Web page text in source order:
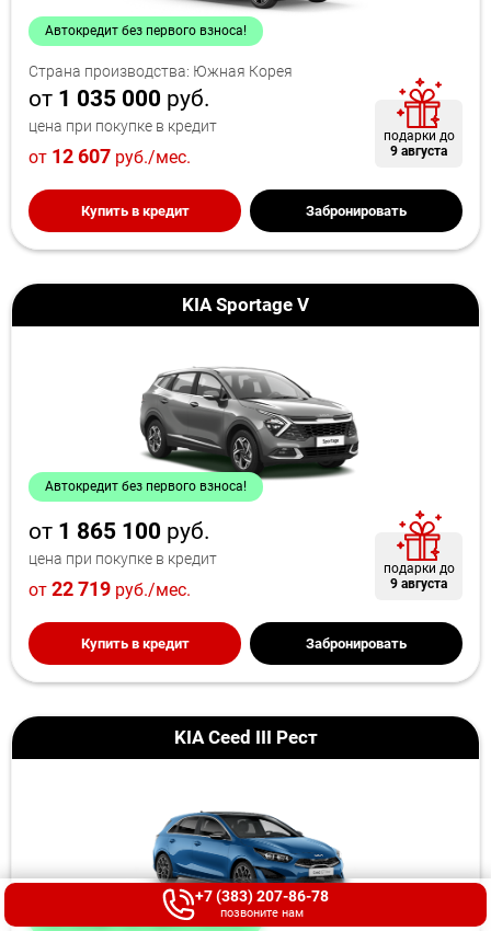
Автокредит без первого взноса!
Страна производства: Южная Корея
от 1 035 000 руб.
цена при покупке в кредит
от 12 607 руб./мес.
подарки до
9 августа
Купить в кредит Забронировать
KIA Sportage V
Автокредит без первого взноса!
от 1 865 100 руб.
цена при покупке в кредит
от 22 719 руб./мес.
подарки до
9 августа
Купить в кредит Забронировать
KIA Ceed III Рест
Автокредит без первого взноса!
+7 (383) 207-86-78
позвоните нам